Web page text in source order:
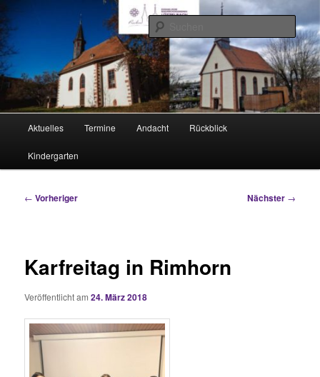
primären
Inhalt
springen
Evangelische Kirchengemeinden
Rimhorn und Lützel-Wiebelsbach
Aktuelles Termine Andacht Rückblick
Kindergarten
Beitragsnavigation
← Vorheriger Nächster →
Karfreitag in Rimhorn
Veröffentlicht am24. März 2018